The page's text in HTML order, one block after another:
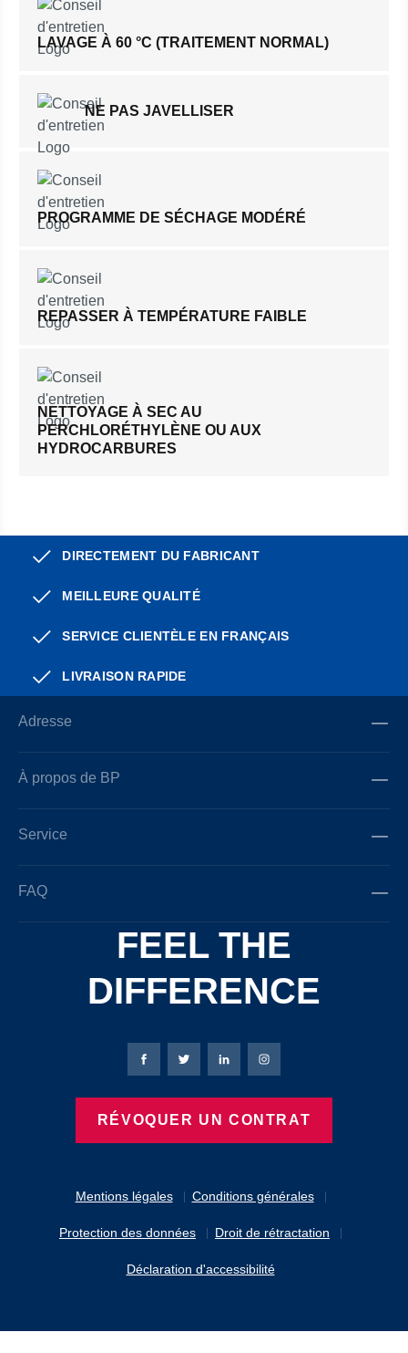
LAVAGE À 60 °C (TRAITEMENT NORMAL)
NE PAS JAVELLISER
PROGRAMME DE SÉCHAGE MODÉRÉ
REPASSER À TEMPÉRATURE FAIBLE
NETTOYAGE À SEC AU
PERCHLORÉTHYLÈNE OU AUX
HYDROCARBURES
DIRECTEMENT DU FABRICANT
MEILLEURE QUALITÉ
SERVICE CLIENTÈLE EN FRANÇAIS
LIVRAISON RAPIDE
Adresse
À propos de BP
Service
FAQ
FEEL THE
DIFFERENCE
Mentions légales Conditions générales
Protection des données Droit de rétractation
Déclaration d'accessibilité
Page Facebook de Bierbaum-Proenen
Page X de Bierbaum-Proenen
Page LinkedIn de
Page Instagram de
RÉVOQUER UN CONTRAT